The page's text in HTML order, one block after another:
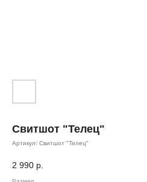
Свитшот "Телец"
Артикул: Свитшот "Телец"
2 990 р.